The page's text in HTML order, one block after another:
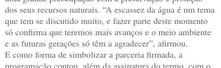
dos seus recursos naturais. “A escassez da água é um tema
que tem se discutido muito, e fazer parte deste momento
só confirma que teremos mais avanços e o meio ambiente
e as futuras gerações só têm a agradecer”, afirmou.
E como forma de simbolizar a parceria firmada, a
programação contou, além da assinatura do termo, com o